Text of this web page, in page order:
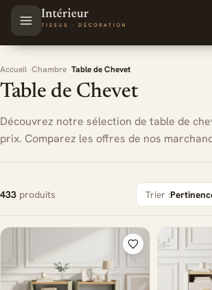
Aller au contenu principal
Accueil Chambre Table de Chevet
Table de Chevet
Découvrez notre sélection de table de
prix. Comparez les offres de nos
433 produits Trier :